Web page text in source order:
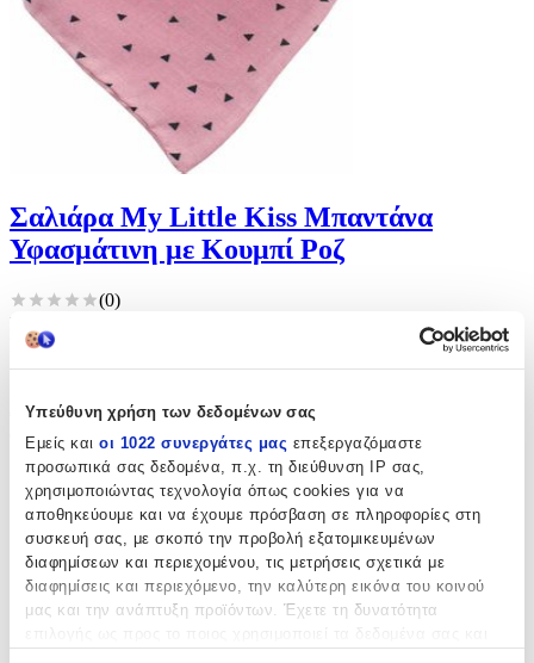
Υπεύθυνη χρήση των δεδομένων σας
Εμείς και οι 1022 συνεργάτες μας επεξεργαζόμαστε
προσωπικά σας δεδομένα, π.χ. τη διεύθυνση IP σας,
χρησιμοποιώντας τεχνολογία όπως cookies για να
αποθηκεύουμε και να έχουμε πρόσβαση σε πληροφορίες στη
συσκευή σας, με σκοπό την προβολή εξατομικευμένων
διαφημίσεων και περιεχομένου, τις μετρήσεις σχετικά με
διαφημίσεις και περιεχόμενο, την καλύτερη εικόνα του κοινού
μας και την ανάπτυξη προϊόντων. Έχετε τη δυνατότητα
Σαλιάρα My Little Kiss Μπαντάνα
Υφασμάτινη με Κουμπί Ροζ
(0)
Είδος: Μπαντάνα, Κατασκευαστής: My Little Kiss, Κούμπωμα: με
Κουμπί, Υλικό: Ύφασμα, με Τσέπη: Όχι
Άμεσα διαθέσιμο
10
00